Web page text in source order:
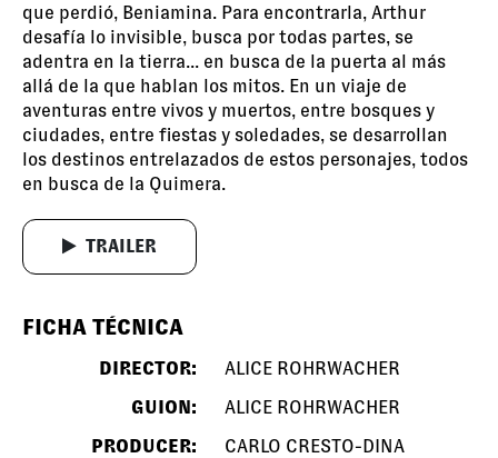
que perdió, Beniamina. Para encontrarla, Arthur
desafía lo invisible, busca por todas partes, se
adentra en la tierra... en busca de la puerta al más
allá de la que hablan los mitos. En un viaje de
aventuras entre vivos y muertos, entre bosques y
ciudades, entre fiestas y soledades, se desarrollan
los destinos entrelazados de estos personajes, todos
en busca de la Quimera.
TRAILER
FICHA TÉCNICA
DIRECTOR:
ALICE ROHRWACHER
GUION:
ALICE ROHRWACHER
PRODUCER:
CARLO CRESTO-DINA